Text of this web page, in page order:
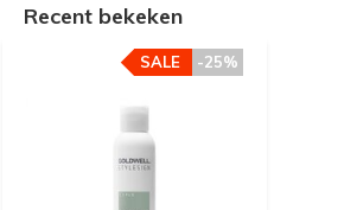
Recent bekeken
-25%
SALE